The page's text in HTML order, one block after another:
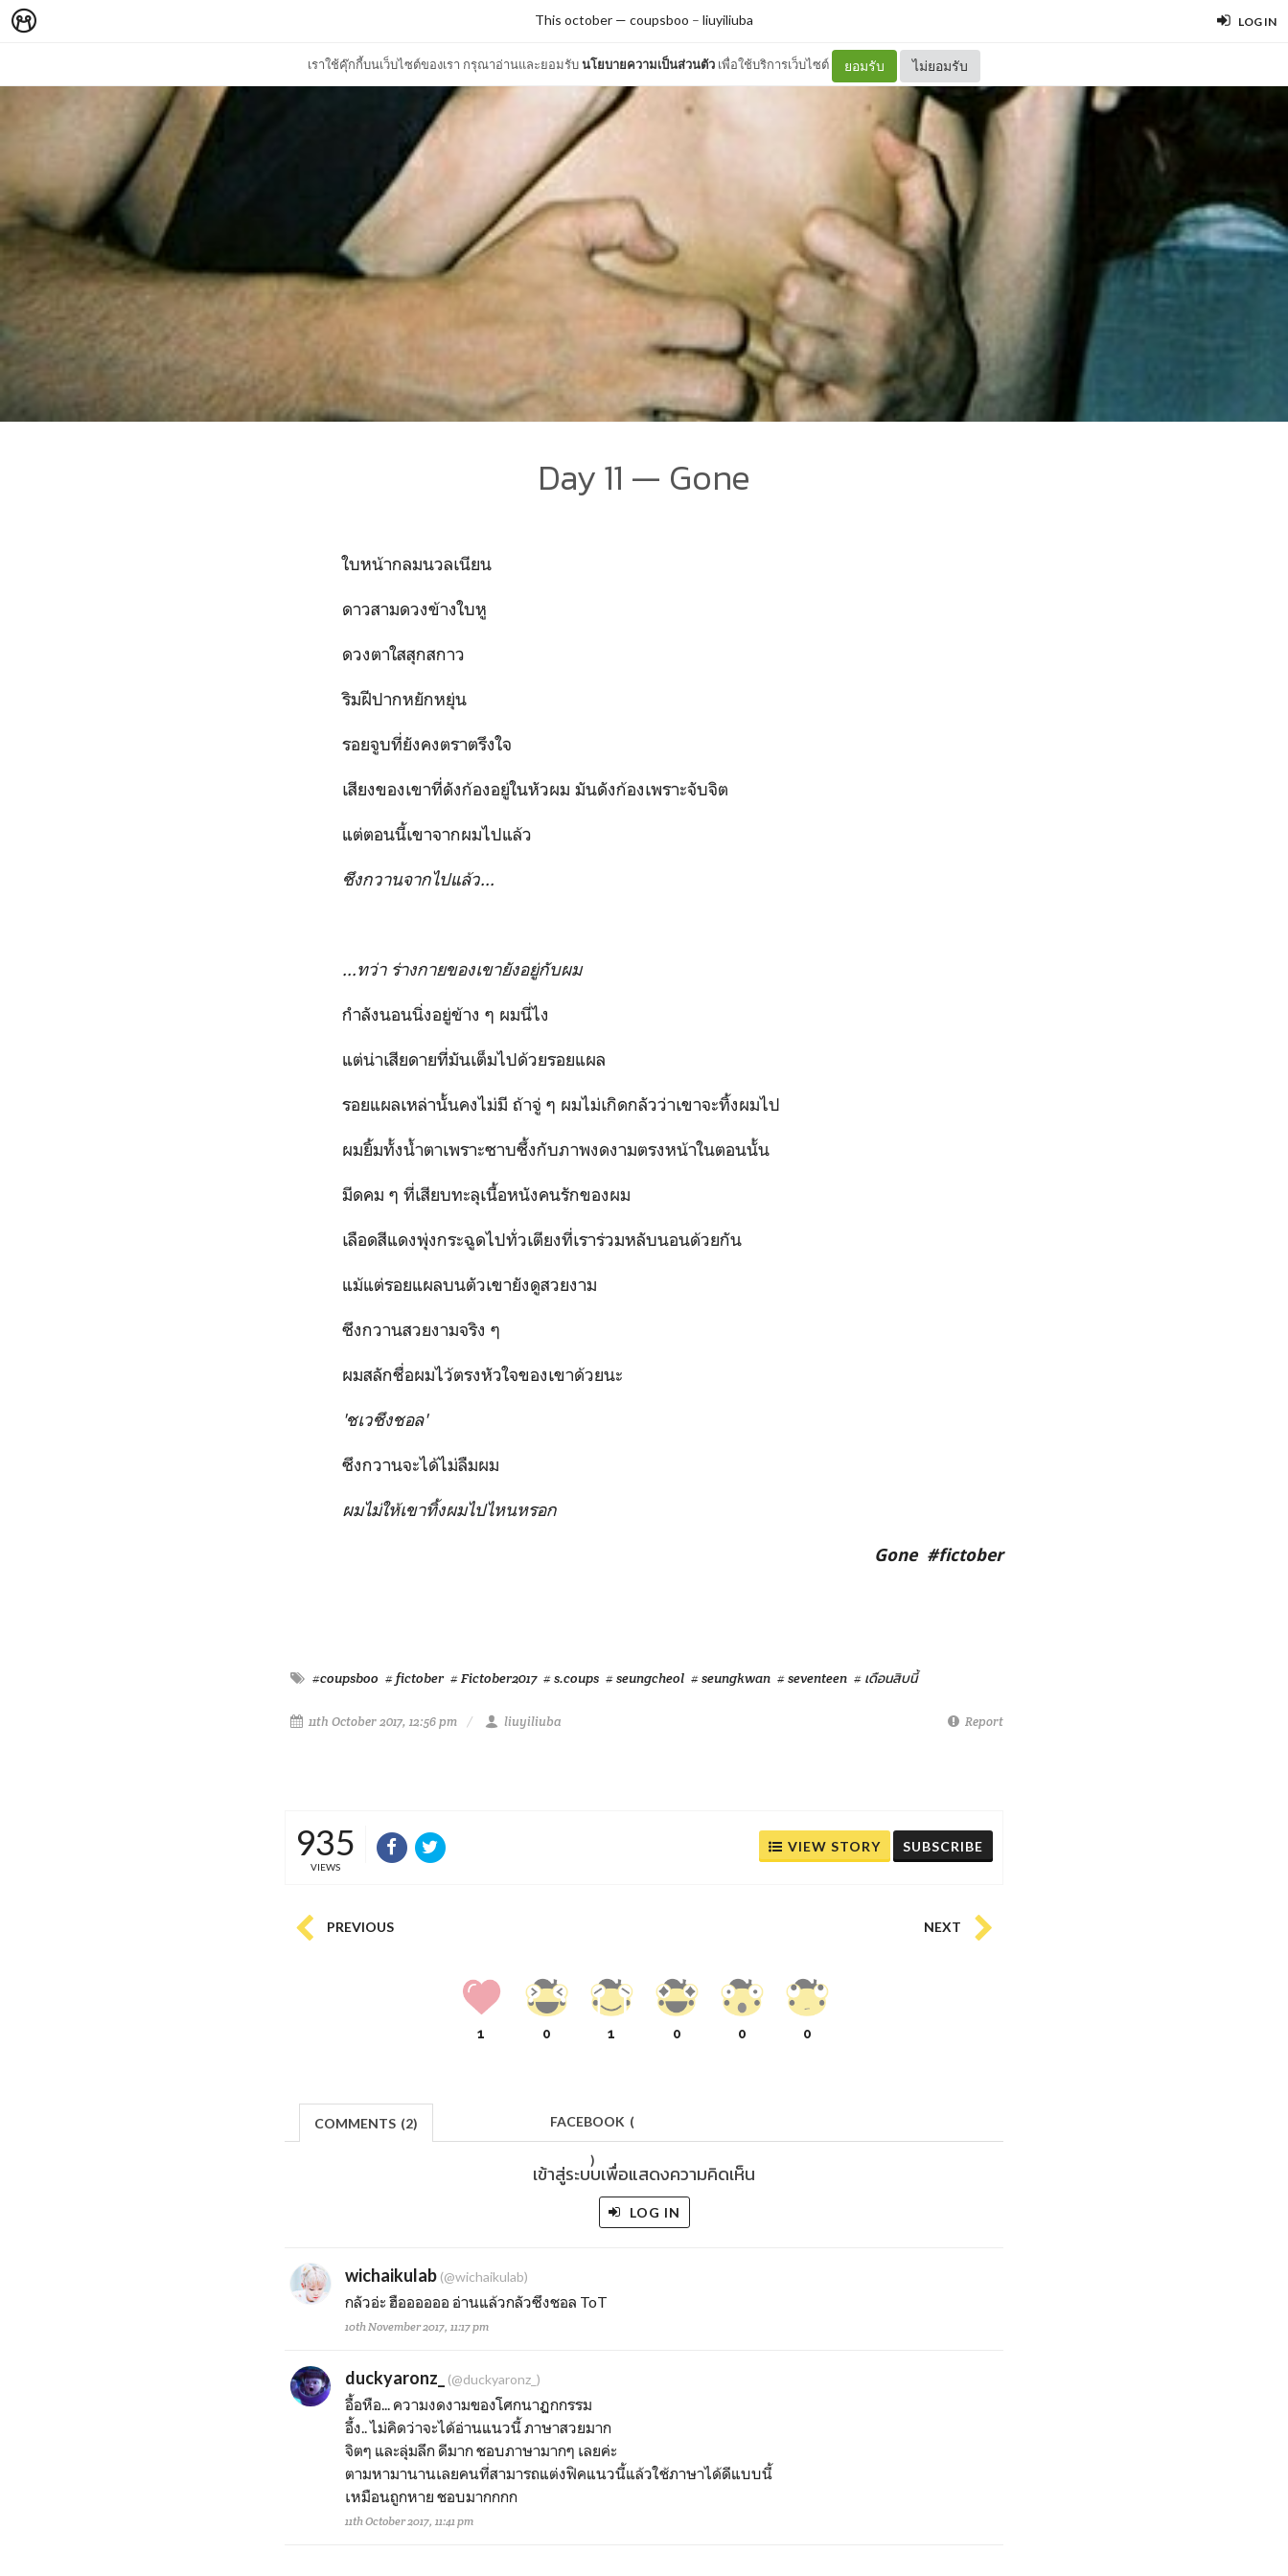
LOG IN
เราใช้คุ๊กกี้บนเว็บไซต์ของเรา กรุณาอ่านและยอมรับนโยบายความเป็นส่วนตัว เพื่อใช้บริการเว็บไซต์ ยอมรับ ไม่ยอมรับ
This october — coupsboo – liuyiliuba
Day 11 — Gone
ใบหน้ากลมนวลเนียน
ดาวสามดวงข้างใบหู
ดวงตาใสสุกสกาว
ริมฝีปากหยักหยุ่น
รอยจูบที่ยังคงตราตรึงใจ
เสียงของเขาที่ดังก้องอยู่ในหัวผม มันดังก้องเพราะจับจิต
แต่ตอนนี้เขาจากผมไปแล้ว
ซึงกวานจากไปแล้ว...
...ทว่า ร่างกายของเขายังอยู่กับผม
กำลังนอนนิ่งอยู่ข้าง ๆ ผมนี่ไง
แต่น่าเสียดายที่มันเต็มไปด้วยรอยแผล
รอยแผลเหล่านั้นคงไม่มี ถ้าจู่ ๆ ผมไม่เกิดกลัวว่าเขาจะทิ้งผมไป
ผมยิ้มทั้งน้ำตาเพราะซาบซึ้งกับภาพงดงามตรงหน้าในตอนนั้น
มีดคม ๆ ที่เสียบทะลุเนื้อหนังคนรักของผม
เลือดสีแดงพุ่งกระฉูดไปทั่วเตียงที่เราร่วมหลับนอนด้วยกัน
แม้แต่รอยแผลบนตัวเขายังดูสวยงาม
ซึงกวานสวยงามจริง ๆ
ผมสลักชื่อผมไว้ตรงหัวใจของเขาด้วยนะ
'ชเวซึงชอล'
ซึงกวานจะได้ไม่ลืมผม
ผมไม่ให้เขาทิ้งผมไปไหนหรอก
Gone #fictober
#coupsboo # fictober # Fictober2017 # s.coups # seungcheol # seungkwan # seventeen # เดือนสิบนี้
11th October 2017, 12:56 pm liuyiliuba Report
935
VIEWS
VIEW STORY SUBSCRIBE
PREVIOUS NEXT
1 0 1 0 0 0
COMMENTS (2) FACEBOOK (
)
เข้าสู่ระบบเพื่อแสดงความคิดเห็น
LOG IN
wichaikulab(@wichaikulab)
กลัวอ่ะ ฮืออออออ อ่านแล้วกลัวซึงชอล ToT
10th November 2017, 11:17 pm
duckyaronz_ (@duckyaronz_)
อื้อหือ... ความงดงามของโศกนาฏกกรรม
อึ้ง.. ไม่คิดว่าจะได้อ่านแนวนี้ ภาษาสวยมาก
จิตๆ และลุ่มลึก ดีมาก ชอบภาษามากๆ เลยค่ะ
ตามหามานานเลยคนที่สามารถแต่งฟิคแนวนี้แล้วใช้ภาษาได้ดีแบบนี้
เหมือนถูกหาย ชอบมากกกก
11th October 2017, 11:41 pm